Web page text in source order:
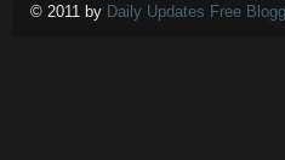
© 2011 by Daily Updates Free